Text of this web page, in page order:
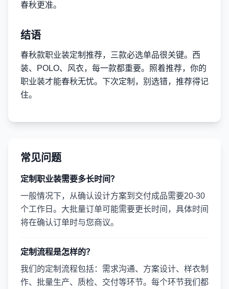
春秋更准。
结语
春秋款职业装定制推荐，三款必选单品很关键。西
装、POLO、风衣，每一款都重要。照着推荐，你的
职业装才能春秋无忧。下次定制，别选错，推荐得记
住。
常见问题
定制职业装需要多长时间？
一般情况下，从确认设计方案到交付成品需要20-30
个工作日。大批量订单可能需要更长时间，具体时间
将在确认订单时与您商议。
定制流程是怎样的？
我们的定制流程包括：需求沟通、方案设计、样衣制
作、批量生产、质检、交付等环节。每个环节我们都